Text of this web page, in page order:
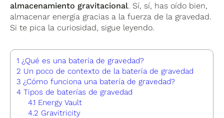
almacenamiento gravitacional. Sí, sí, has oído bien,
almacenar energía gracias a la fuerza de la gravedad.
Si te pica la curiosidad, sigue leyendo.
1 ¿Qué es una batería de gravedad?
2 Un poco de contexto de la batería de gravedad
3 ¿Cómo funciona una batería de gravedad?
4 Tipos de baterías de gravedad
4.1 Energy Vault
4.2 Gravitricity